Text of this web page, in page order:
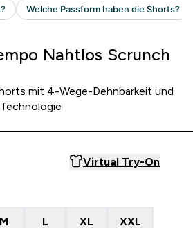
Nahtlos Scrunch
mit 4-Wege-Dehnbarkeit und
Virtual Try-On
M L XL XXL